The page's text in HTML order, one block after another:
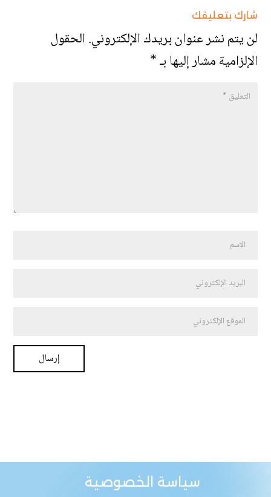
شارك بتعليقك
لن يتم نشر عنوان بريدك الإلكتروني.الحقول
الإلزامية مشار إليها بـ*
سياسة الخصوصية